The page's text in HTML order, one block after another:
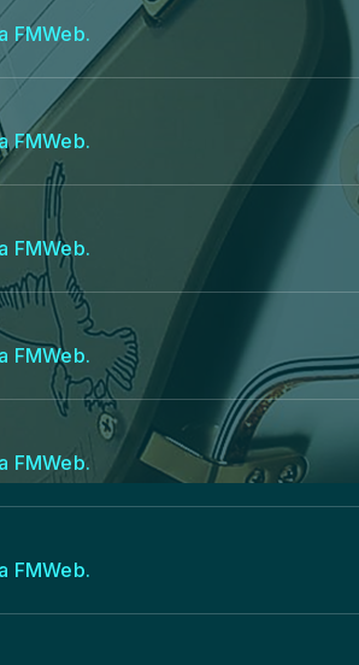
FMWeb.
FMWeb.
FMWeb.
FMWeb.
FMWeb.
FMWeb.